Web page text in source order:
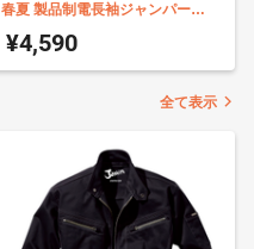
春夏 製品制電長袖ジャンパー
75500
¥4,590
全て表示